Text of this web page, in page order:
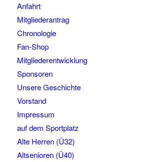
Anfahrt
Mitgliederantrag
Chronologie
Fan-Shop
Mitgliederentwicklung
Sponsoren
Unsere Geschichte
Vorstand
Impressum
auf dem Sportplatz
Alte Herren (Ü32)
Altsenioren (Ü40)